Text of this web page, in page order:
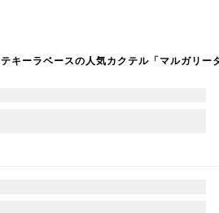
テキーラベースの人気カクテル「マルガリ